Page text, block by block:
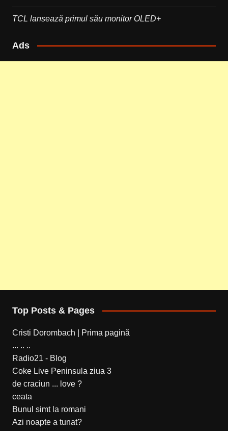
TCL lansează primul său monitor OLED+
Ads
Top Posts & Pages
Cristi Dorombach | Prima pagină
... .. ..
Radio21 - Blog
Coke Live Peninsula ziua 3
de craciun ... love ?
ceata
Bunul simt la romani
Azi noapte a tunat?